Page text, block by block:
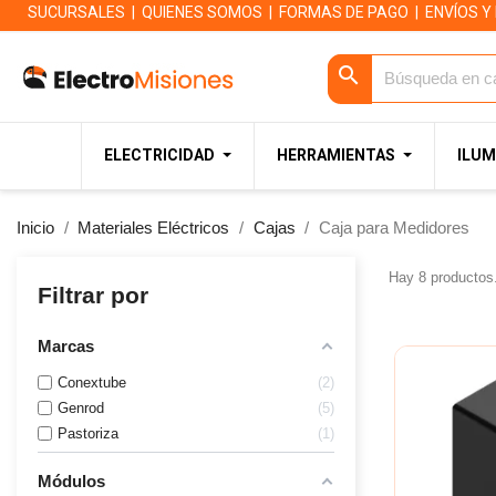
SUCURSALES QUIENES SOMOS FORMAS DE PAGO ENVÍOS
search
ELECTRICIDAD HERRAMIENTAS
Inicio Materiales Eléctricos Cajas Caja para Medidores
Filtrar por
Marcas
Conextube
2
Genrod
5
Pastoriza
1
Módulos
Hay 8 productos.